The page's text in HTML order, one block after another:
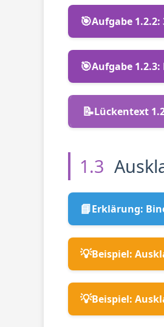
🎯Aufgabe
🎯Aufgabe
📝Lückentext
1.3
📘Erklärung:
💡Beispiel:
💡Beispiel: